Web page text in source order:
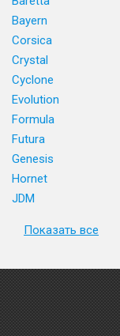
Bayern
Corsica
Crystal
Cyclone
Evolution
Formula
Futura
Genesis
Hornet
JDM
Показать все